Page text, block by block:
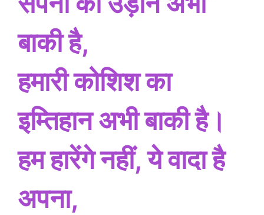
बाकी है,
हमारी कोशिश का
इम्तिहान अभी बाकी है।
हम हारेंगे नहीं, ये वादा है
अपना,